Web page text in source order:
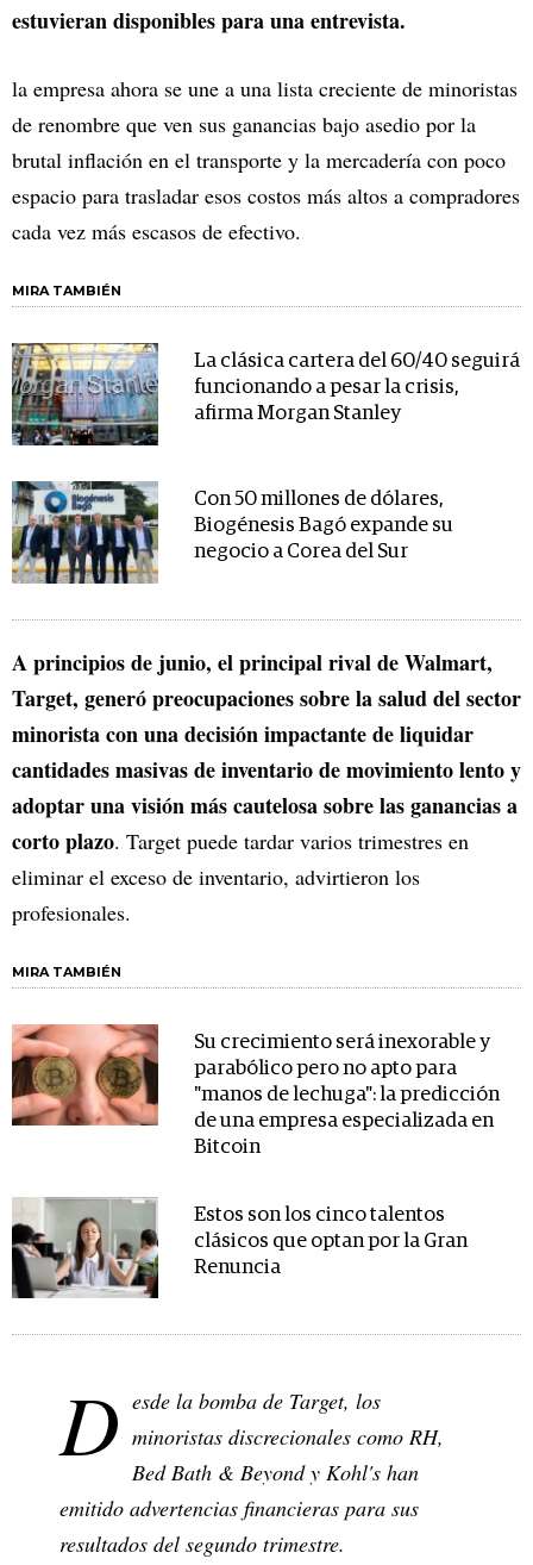
estuvieran disponibles para una entrevista.
la empresa ahora se une a una lista creciente de minoristas
de renombre que ven sus ganancias bajo asedio por la
brutal inflación en el transporte y la mercadería con poco
espacio para trasladar esos costos más altos a compradores
cada vez más escasos de efectivo.
MIRA TAMBIÉN
La clásica cartera del 60/40 seguirá
funcionando a pesar la crisis,
afirma Morgan Stanley
Con 50 millones de dólares,
Biogénesis Bagó expande su
negocio a Corea del Sur
A principios de junio, el principal rival de Walmart,
Target, generó preocupaciones sobre la salud del sector
minorista con una decisión impactante de liquidar
cantidades masivas de inventario de movimiento lento y
adoptar una visión más cautelosa sobre las ganancias a
corto plazo. Target puede tardar varios trimestres en
eliminar el exceso de inventario, advirtieron los
profesionales.
MIRA TAMBIÉN
Su crecimiento será inexorable y
parabólico pero no apto para
"manos de lechuga": la predicción
de una empresa especializada en
Bitcoin
Estos son los cinco talentos
clásicos que optan por la Gran
Renuncia
D esde la bomba de Target, los
minoristas discrecionales como RH,
Bed Bath & Beyond y Kohl's han
emitido advertencias financieras para sus
resultados del segundo trimestre.